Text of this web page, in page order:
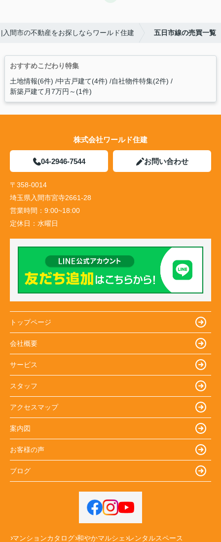
|入間市の不動産をお探しならワールド住建 五日市線の売買一覧
おすすめこだわり特集
土地情報(6件) 中古戸建て(4件) 自社物件特集(2件)
新築戸建て月7万円～(1件)
株式会社ワールド住建
04-2946-7544 お問い合わせ
〒358-0014
埼玉県入間市宮寺2661-28
営業時間： 9:00~18:00
定休日： 水曜日
トップページ
会社概要
サービス
スタッフ
アクセスマップ
案内図
お客様の声
ブログ
マンションカタログ 和やかマルシェ レンタルスペース